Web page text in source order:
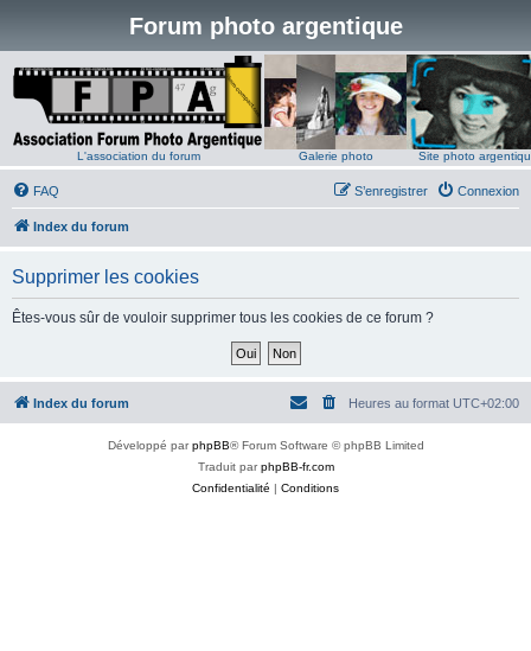
Forum photo argentique
L'association du forum Galerie photo Site photo
FAQ Connexion
S’enregistrer
Index du forum
Supprimer les cookies
Êtes-vous sûr de vouloir supprimer tous les cookies de ce forum ?
Index du forum Heures au format UTC+02:00
Développé parphpBB® Forum Software © phpBB Limited
Traduit parphpBB-fr.com
Confidentialité | Conditions